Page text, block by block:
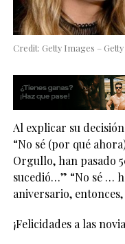
Credit: Getty Images – Getty
Al explicar su
“No sé (por qué
Orgullo, han pasado
sucedió…” “No sé …
aniversario,
¡Felicidades a las